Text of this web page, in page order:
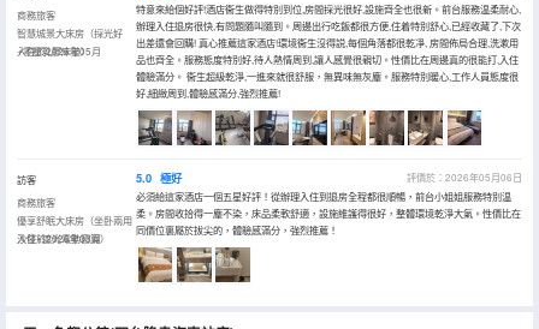
商務旅客
智慧城景大床房（採光好
+零壓乳膠床墊）
入住於2026年05月
特意來給個好評!酒店衞生做得特別到位,房間採光很好,設施齊全也很新。前台服務温柔耐心,
辦理入住退房很快,有問題隨叫隨到。周邊出行吃飯都很方便,住着特別舒心,已經收藏了,下次
出差還會回購! 真心推薦這家酒店!環境衞生沒得説,每個角落都很乾凈, 房間佈局合理,洗漱用
品也齊全。服務態度特別好,待人熱情周到,讓人感覺很親切。性價比在周邊真的很能打,入住
體驗滿分。 衞生超級乾淨,一進來就很舒服，無異味無灰塵。服務特別暖心,工作人員態度很
好,細緻周到,體驗感滿分,強烈推薦!
訪客
商務旅客
優享舒眠大床房（坐卧兩用
沙發+遮光電動窗簾）
入住於2026年03月
5.0 極好
評價於：2026年05月06日
必須給這家酒店一個五星好評！從辦理入住到退房全程都很順暢，前台小姐姐服務特別温
柔。房間收拾得一塵不染，床品柔軟舒適，設施維護得很好，整體環境乾淨大氣。性價比在
同價位裏屬於拔尖的，體驗感滿分，強烈推薦！